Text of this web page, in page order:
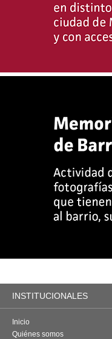
INSTITUCIONALES
Inicio
Quiénes somos